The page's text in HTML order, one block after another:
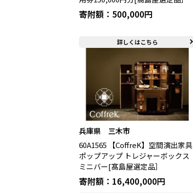
寄附額：500,000円
詳しくはこちら
兵庫県 三木市
60A1565 【CoffreK】空間演出家具
ポップアップ トレジャーボックス
ミニバー[髙島屋選定品］
寄附額：16,400,000円